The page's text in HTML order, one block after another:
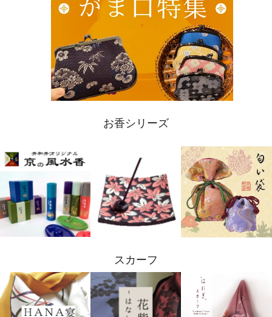
お香シリーズ
スカーフ